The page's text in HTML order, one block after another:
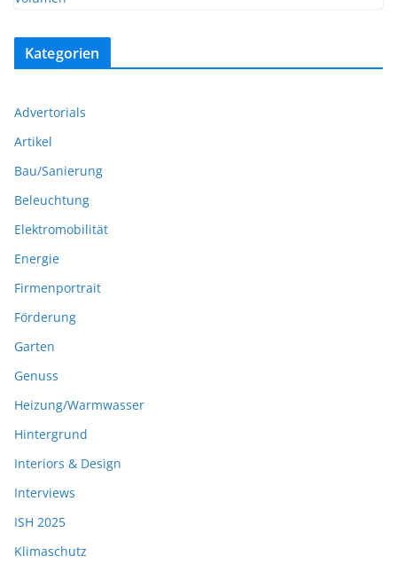
Kategorien
Advertorials
Artikel
Bau/Sanierung
Beleuchtung
Elektromobilität
Energie
Firmenportrait
Förderung
Garten
Genuss
Heizung/Warmwasser
Hintergrund
Interiors & Design
Interviews
ISH 2025
Klimaschutz